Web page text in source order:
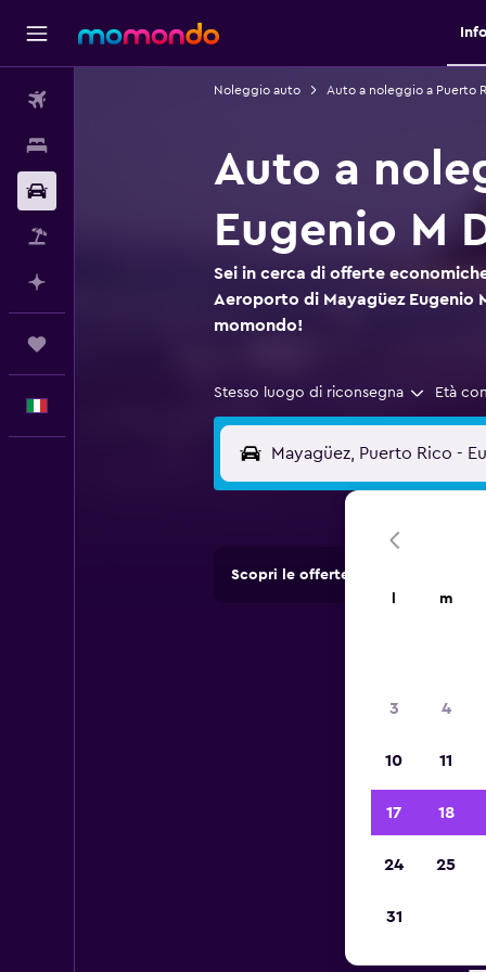
Noleggio auto Auto a noleggio a Puerto
Auto a
Eugenio M
Sei in cerca di offerte
Aeroporto di Mayagüez Eugenio
momondo!
Stesso luogo di riconsegna Età
Scopri le offerte di agenzie di
m
3 4
10 11
17 18
24 25
31